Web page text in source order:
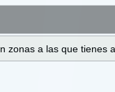
zonas a las que tienes